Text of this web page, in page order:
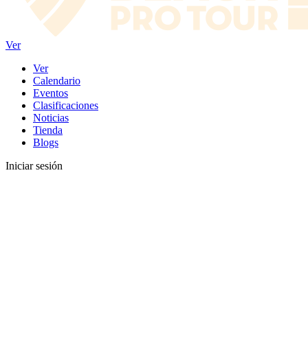
Ver
Ver
Calendario
Eventos
Clasificaciones
Noticias
Tienda
Blogs
Iniciar sesión